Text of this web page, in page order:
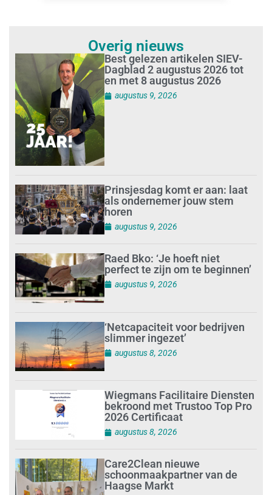
Overig nieuws
Best gelezen artikelen SIEV-
Dagblad 2 augustus 2026 tot
en met 8 augustus 2026
augustus 9, 2026
Prinsjesdag komt er aan: laat
als ondernemer jouw stem
horen
augustus 9, 2026
Raed Bko: ‘Je hoeft niet
perfect te zijn om te beginnen’
augustus 9, 2026
‘Netcapaciteit voor bedrijven
slimmer ingezet’
augustus 8, 2026
Wiegmans Facilitaire Diensten
bekroond met Trustoo Top Pro
2026 Certificaat
augustus 8, 2026
Care2Clean nieuwe
schoonmaakpartner van de
Haagse Markt